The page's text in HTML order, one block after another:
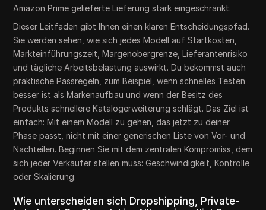
Amazon Prime gelieferte Lieferung stark eingeschränkt.
Dieser Leitfaden gibt Ihnen einen klaren Entscheidungspfad.
Sie werden sehen, wie sich jedes Modell auf Startkosten,
Markteinführungszeit, Margenobergrenze, Lieferantenrisiko
und tägliche Arbeitsbelastung auswirkt. Du bekommst auch
praktische Passregeln, zum Beispiel, wenn schnelles Testen
besser ist als Markenaufbau und wenn der Besitz des
Produkts schnellere Katalogerweiterung schlägt. Das Ziel ist
einfach: Mit einem Modell zu gehen, das jetzt zu deiner
Phase passt, nicht mit einer generischen Liste von Vor- und
Nachteilen. Beginnen Sie mit dem zentralen Kompromiss, dem
sich jeder Verkäufer stellen muss: Geschwindigkeit, Kontrolle
oder Skalierung.
Wie unterscheiden sich Dropshipping, Private-